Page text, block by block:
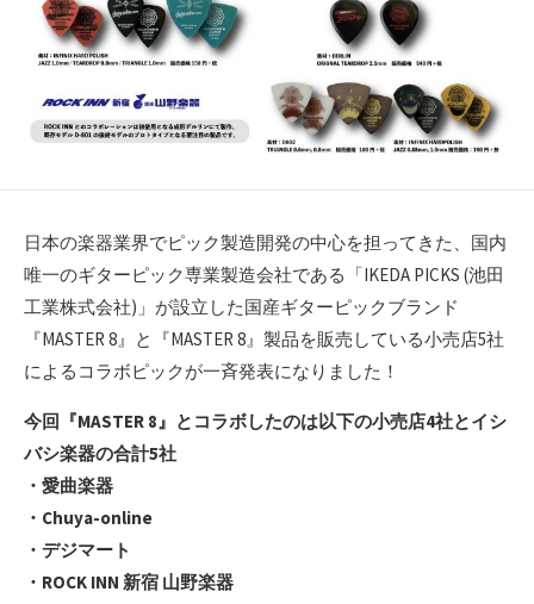
日本の楽器業界でピック製造開発の中心を担ってきた、国内
唯一のギターピック専業製造会社である「IKEDA PICKS (池田
工業株式会社)」が設立した国産ギターピックブランド
『MASTER 8』と『MASTER 8』製品を販売している小売店5社
によるコラボピックが一斉発表になりました！
今回『MASTER 8』とコラボしたのは以下の小売店4社とイシ
バシ楽器の合計5社
・愛曲楽器
・Chuya-online
・デジマート
・ROCK INN 新宿 山野楽器